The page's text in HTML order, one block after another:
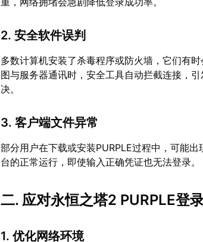
2. 安全软件误判
多数计算机安装了杀毒程序或防火墙，它们有
图与服务器通讯时，安全工具自动拦截连接，
决。
3. 客户端文件异常
部分用户在下载或安装PURPLE过程中，可能
台的正常运行，即使输入正确凭证也无法登录。
二. 应对永恒之塔2 PURPLE登
1. 优化网络环境